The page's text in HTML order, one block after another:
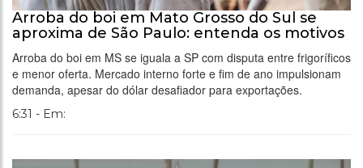
Arroba do boi em Mato Grosso do Sul se
aproxima de São Paulo: entenda os motivos
Arroba do boi em MS se iguala a SP com disputa entre frigoríficos
e menor oferta. Mercado interno forte e fim de ano impulsionam
demanda, apesar do dólar desafiador para exportações.
6:31 - Em: